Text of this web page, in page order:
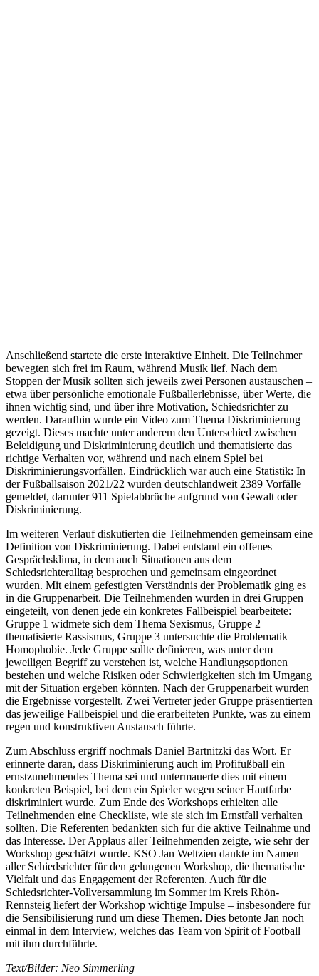
Anschließend startete die erste interaktive Einheit. Die Teilnehmer
bewegten sich frei im Raum, während Musik lief. Nach dem
Stoppen der Musik sollten sich jeweils zwei Personen austauschen –
etwa über persönliche emotionale Fußballerlebnisse, über Werte, die
ihnen wichtig sind, und über ihre Motivation, Schiedsrichter zu
werden. Daraufhin wurde ein Video zum Thema Diskriminierung
gezeigt. Dieses machte unter anderem den Unterschied zwischen
Beleidigung und Diskriminierung deutlich und thematisierte das
richtige Verhalten vor, während und nach einem Spiel bei
Diskriminierungsvorfällen. Eindrücklich war auch eine Statistik: In
der Fußballsaison 2021/22 wurden deutschlandweit 2389 Vorfälle
gemeldet, darunter 911 Spielabbrüche aufgrund von Gewalt oder
Diskriminierung.
Im weiteren Verlauf diskutierten die Teilnehmenden gemeinsam eine
Definition von Diskriminierung. Dabei entstand ein offenes
Gesprächsklima, in dem auch Situationen aus dem
Schiedsrichteralltag besprochen und gemeinsam eingeordnet
wurden. Mit einem gefestigten Verständnis der Problematik ging es
in die Gruppenarbeit. Die Teilnehmenden wurden in drei Gruppen
eingeteilt, von denen jede ein konkretes Fallbeispiel bearbeitete:
Gruppe 1 widmete sich dem Thema Sexismus, Gruppe 2
thematisierte Rassismus, Gruppe 3 untersuchte die Problematik
Homophobie. Jede Gruppe sollte definieren, was unter dem
jeweiligen Begriff zu verstehen ist, welche Handlungsoptionen
bestehen und welche Risiken oder Schwierigkeiten sich im Umgang
mit der Situation ergeben könnten. Nach der Gruppenarbeit wurden
die Ergebnisse vorgestellt. Zwei Vertreter jeder Gruppe präsentierten
das jeweilige Fallbeispiel und die erarbeiteten Punkte, was zu einem
regen und konstruktiven Austausch führte.
Zum Abschluss ergriff nochmals Daniel Bartnitzki das Wort. Er
erinnerte daran, dass Diskriminierung auch im Profifußball ein
ernstzunehmendes Thema sei und untermauerte dies mit einem
konkreten Beispiel, bei dem ein Spieler wegen seiner Hautfarbe
diskriminiert wurde. Zum Ende des Workshops erhielten alle
Teilnehmenden eine Checkliste, wie sie sich im Ernstfall verhalten
sollten. Die Referenten bedankten sich für die aktive Teilnahme und
das Interesse. Der Applaus aller Teilnehmenden zeigte, wie sehr der
Workshop geschätzt wurde. KSO Jan Weltzien dankte im Namen
aller Schiedsrichter für den gelungenen Workshop, die thematische
Vielfalt und das Engagement der Referenten. Auch für die
Schiedsrichter-Vollversammlung im Sommer im Kreis Rhön-
Rennsteig liefert der Workshop wichtige Impulse – insbesondere für
die Sensibilisierung rund um diese Themen. Dies betonte Jan noch
einmal in dem Interview, welches das Team von Spirit of Football
mit ihm durchführte.
Text/Bilder: Neo Simmerling